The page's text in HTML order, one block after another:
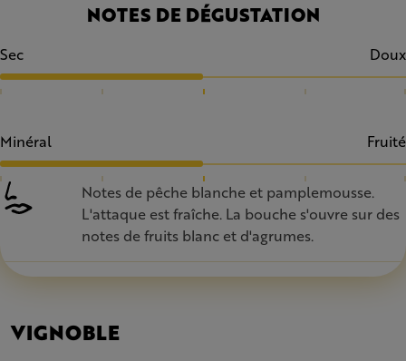
NOTES DE DÉGUSTATION
Sec Doux
Minéral Fruité
Notes de pêche blanche et pamplemousse.
L'attaque est fraîche. La bouche s'ouvre sur des
notes de fruits blanc et d'agrumes.
VIGNOBLE